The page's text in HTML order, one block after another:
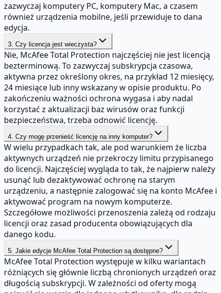
zazwyczaj komputery PC, komputery Mac, a czasem
również urządzenia mobilne, jeśli przewiduje to dana
edycja.
3. Czy licencja jest wieczysta?
Nie, McAfee Total Protection najczęściej nie jest licencją
bezterminową. To zazwyczaj subskrypcja czasowa,
aktywna przez określony okres, na przykład 12 miesięcy,
24 miesiące lub inny wskazany w opisie produktu. Po
zakończeniu ważności ochrona wygasa i aby nadal
korzystać z aktualizacji baz wirusów oraz funkcji
bezpieczeństwa, trzeba odnowić licencję.
4. Czy mogę przenieść licencję na inny komputer?
W wielu przypadkach tak, ale pod warunkiem że liczba
aktywnych urządzeń nie przekroczy limitu przypisanego
do licencji. Najczęściej wygląda to tak, że najpierw należy
usunąć lub dezaktywować ochronę na starym
urządzeniu, a następnie zalogować się na konto McAfee i
aktywować program na nowym komputerze.
Szczegółowe możliwości przenoszenia zależą od rodzaju
licencji oraz zasad producenta obowiązujących dla
danego kodu.
5. Jakie edycje McAfee Total Protection są dostępne?
McAfee Total Protection występuje w kilku wariantach
różniących się głównie liczbą chronionych urządzeń oraz
długością subskrypcji. W zależności od oferty mogą